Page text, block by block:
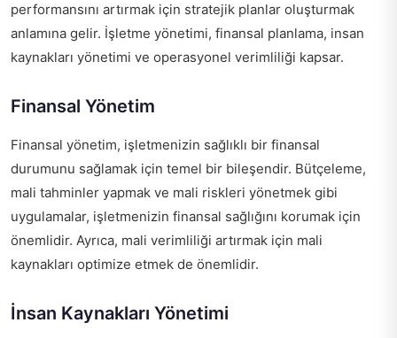
performansını artırmak için stratejik planlar oluşturmak
anlamına gelir. İşletme yönetimi, finansal planlama, insan
kaynakları yönetimi ve operasyonel verimliliği kapsar.
Finansal Yönetim
Finansal yönetim, işletmenizin sağlıklı bir finansal
durumunu sağlamak için temel bir bileşendir. Bütçeleme,
mali tahminler yapmak ve mali riskleri yönetmek gibi
uygulamalar, işletmenizin finansal sağlığını korumak için
önemlidir. Ayrıca, mali verimliliği artırmak için mali
kaynakları optimize etmek de önemlidir.
İnsan Kaynakları Yönetimi